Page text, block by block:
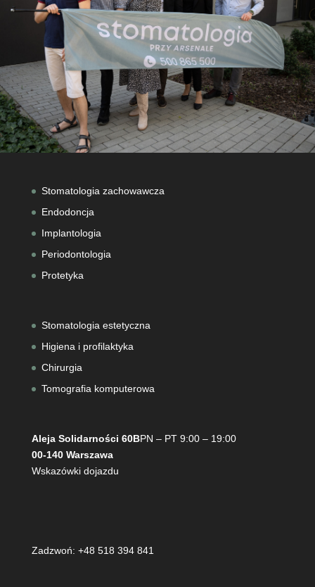
Stomatologia zachowawcza
Endodoncja
Implantologia
Periodontologia
Protetyka
Stomatologia estetyczna
Higiena i profilaktyka
Chirurgia
Tomografia komputerowa
Aleja Solidarności 60B
00-140 Warszawa
Wskazówki dojazdu
PN – PT 9:00 – 19:00
Zadzwoń: +48 518 394 841